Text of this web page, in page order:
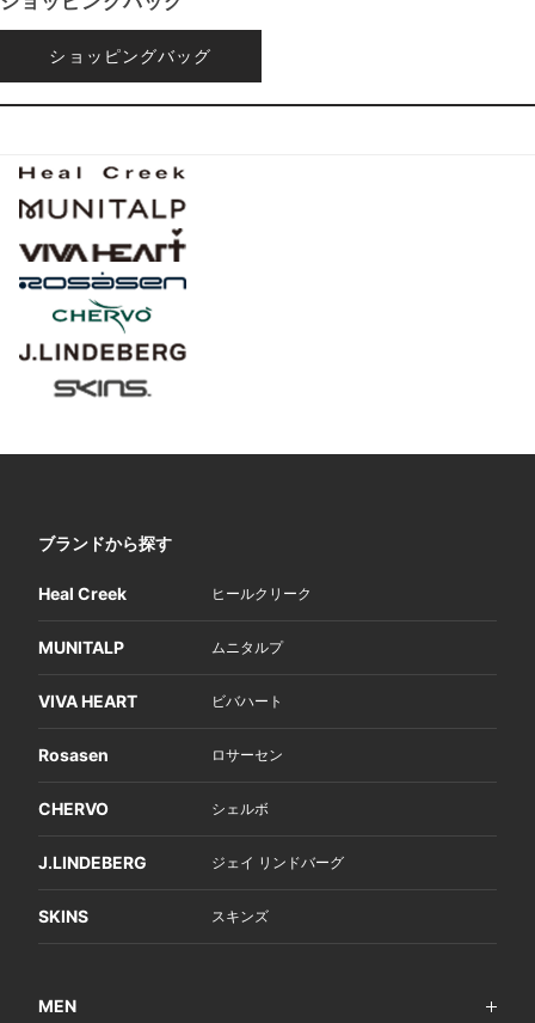
ショッピングバッグ
ブランドから探す
Heal Creek ヒールクリーク
MUNITALP ムニタルプ
VIVA HEART ビバハート
Rosasen ロサーセン
CHERVO シェルボ
J.LINDEBERG ジェイ リンドバーグ
SKINS スキンズ
MEN